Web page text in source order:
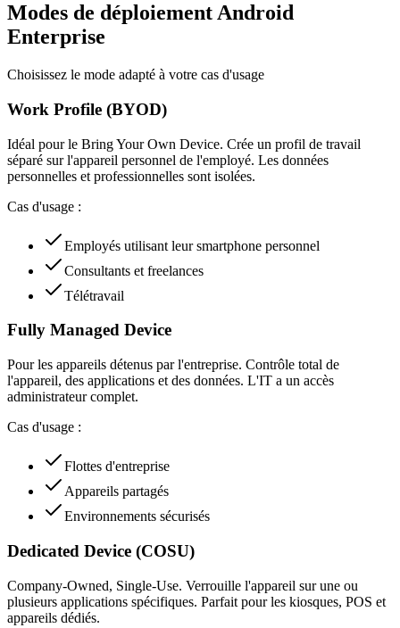
Modes de déploiement Android
Enterprise
Choisissez le mode adapté à votre cas d'usage
Work Profile (BYOD)
Idéal pour le Bring Your Own Device. Crée un profil de travail
séparé sur l'appareil personnel de l'employé. Les données
personnelles et professionnelles sont isolées.
Cas d'usage :
Employés utilisant leur smartphone personnel
Consultants et freelances
Télétravail
Fully Managed Device
Pour les appareils détenus par l'entreprise. Contrôle total de
l'appareil, des applications et des données. L'IT a un accès
administrateur complet.
Cas d'usage :
Flottes d'entreprise
Appareils partagés
Environnements sécurisés
Dedicated Device (COSU)
Company-Owned, Single-Use. Verrouille l'appareil sur une ou
plusieurs applications spécifiques. Parfait pour les kiosques, POS et
appareils dédiés.